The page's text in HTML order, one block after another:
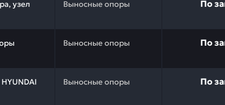
узел
Выносные опоры По
Выносные опоры
подбор. Крышка выносной опоры HYUNDAI
По
Выносные опоры
подбор. Левая опора, сварная HYUNDAI 51Q6-
По